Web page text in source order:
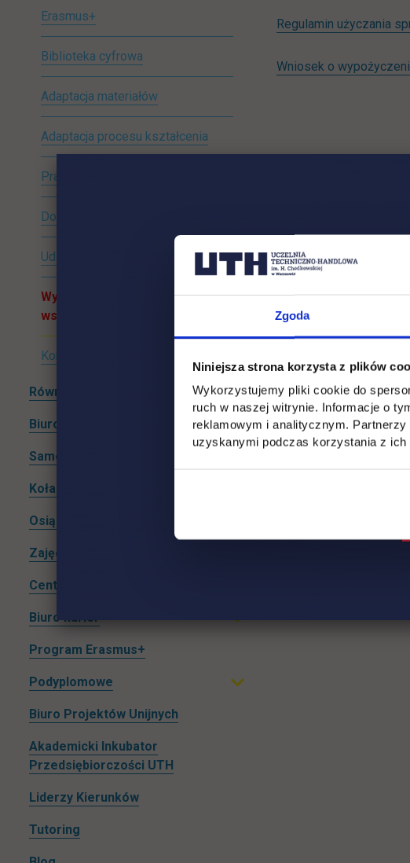
Zgoda
Niniejsza strona korzysta z plików
Wykorzystujemy pliki cookie do
ruch w naszej witrynie. Informacje o
reklamowym i analitycznym.
uzyskanymi podczas korzystania z ich
Erasmus+
Biblioteka cyfrowa
Adaptacja materiałów
Adaptacja procesu kształcenia
Praca, kursy, szkolenia
Dokumenty do pobrania
Udogodnienia architektoniczne
Wypożyczalnia sprzętu
wspomagającego
Kontakt
Równoważni i bezpieczni Rozwiń podmenu
Biuro ds. finansów studentów Rozwiń podmenu
Samorząd studencki Rozwiń podmenu
Koła naukowe Rozwiń podmenu
Osiągnięcia naukowe studentów
Zajęcia sportowe
Centrum Języków Obcych Rozwiń podmenu
Biuro karier
Program Erasmus+
Podyplomowe
Biuro Projektów Unijnych
Akademicki Inkubator
Przedsiębiorczości UTH
Liderzy Kierunków
Tutoring
Regulamin użyczania
Wniosek o